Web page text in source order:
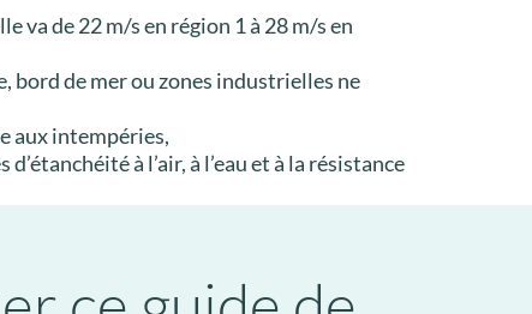
va de 22 m/s en région 1 à 28 m/s en
bord de mer ou zones industrielles ne
aux intempéries,
à l’air, à l’eau et à la résistance